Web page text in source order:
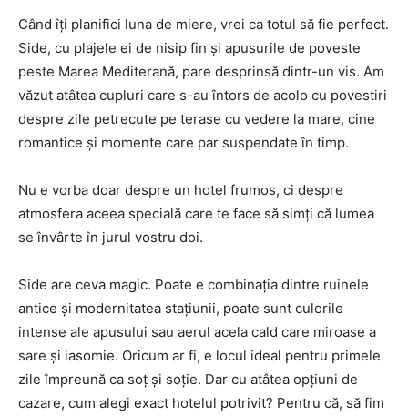
Când îți planifici luna de miere, vrei ca totul să fie perfect.
Side, cu plajele ei de nisip fin și apusurile de poveste
peste Marea Mediterană, pare desprinsă dintr-un vis. Am
văzut atâtea cupluri care s-au întors de acolo cu povestiri
despre zile petrecute pe terase cu vedere la mare, cine
romantice și momente care par suspendate în timp.
Nu e vorba doar despre un hotel frumos, ci despre
atmosfera aceea specială care te face să simți că lumea
se învârte în jurul vostru doi.
Side are ceva magic. Poate e combinația dintre ruinele
antice și modernitatea stațiunii, poate sunt culorile
intense ale apusului sau aerul acela cald care miroase a
sare și iasomie. Oricum ar fi, e locul ideal pentru primele
zile împreună ca soț și soție. Dar cu atâtea opțiuni de
cazare, cum alegi exact hotelul potrivit? Pentru că, să fim